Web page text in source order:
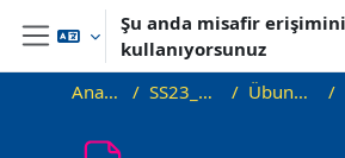
Ana içeriğe git
Yan panel
Şu anda misafir erişimini
kullanıyorsunuz
Ana sayfa SS23_Algo_GIS Übungsblätter